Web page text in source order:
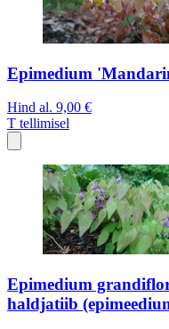
Epimedium
Hind al. 9,00 €
T tellimisel
Epimedium
haldjatiib